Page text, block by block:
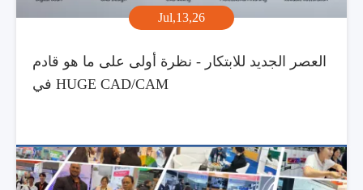
Jul,13,26
العصر الجديد للابتكار - نظرة أولى على ما هو قادم
في HUGE CAD/CAM